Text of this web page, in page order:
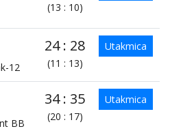
(13 : 10)
12
24 : 28
(11 : 13)
Utakmica
BB
34 : 35
(20 : 17)
Utakmica